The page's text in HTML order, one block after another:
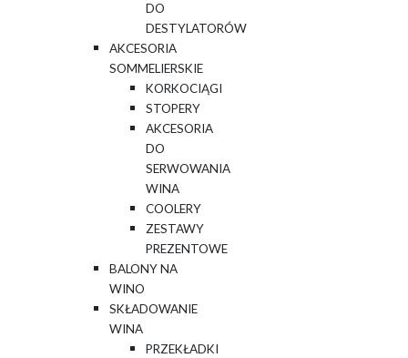
DO
DESTYLATORÓW
AKCESORIA
SOMMELIERSKIE
KORKOCIĄGI
STOPERY
AKCESORIA
DO
SERWOWANIA
WINA
COOLERY
ZESTAWY
PREZENTOWE
BALONY NA
WINO
SKŁADOWANIE
WINA
PRZEKŁADKI